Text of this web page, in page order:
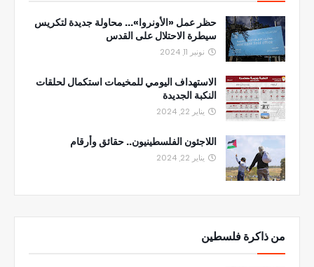
حظر عمل «الأونروا»... محاولة جديدة لتكريس
سيطرة الاحتلال على القدس
نونبر 11, 2024
الاستهداف اليومي للمخيمات استكمال لحلقات
النكبة الجديدة
يناير 22, 2024
اللاجئون الفلسطينيون.. حقائق وأرقام
يناير 22, 2024
من ذاكرة فلسطين